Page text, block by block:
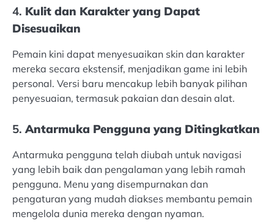
4. Kulit dan Karakter yang Dapat
Disesuaikan
Pemain kini dapat menyesuaikan skin dan karakter
mereka secara ekstensif, menjadikan game ini lebih
personal. Versi baru mencakup lebih banyak pilihan
penyesuaian, termasuk pakaian dan desain alat.
5.Antarmuka Pengguna yang Ditingkatkan
Antarmuka pengguna telah diubah untuk navigasi
yang lebih baik dan pengalaman yang lebih ramah
pengguna. Menu yang disempurnakan dan
pengaturan yang mudah diakses membantu pemain
mengelola dunia mereka dengan nyaman.